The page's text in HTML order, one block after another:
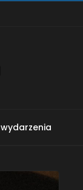
wydarzenia